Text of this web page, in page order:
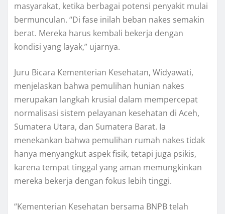
masyarakat, ketika berbagai potensi penyakit mulai
bermunculan. “Di fase inilah beban nakes semakin
berat. Mereka harus kembali bekerja dengan
kondisi yang layak,” ujarnya.
Juru Bicara Kementerian Kesehatan, Widyawati,
menjelaskan bahwa pemulihan hunian nakes
merupakan langkah krusial dalam mempercepat
normalisasi sistem pelayanan kesehatan di Aceh,
Sumatera Utara, dan Sumatera Barat. Ia
menekankan bahwa pemulihan rumah nakes tidak
hanya menyangkut aspek fisik, tetapi juga psikis,
karena tempat tinggal yang aman memungkinkan
mereka bekerja dengan fokus lebih tinggi.
“Kementerian Kesehatan bersama BNPB telah